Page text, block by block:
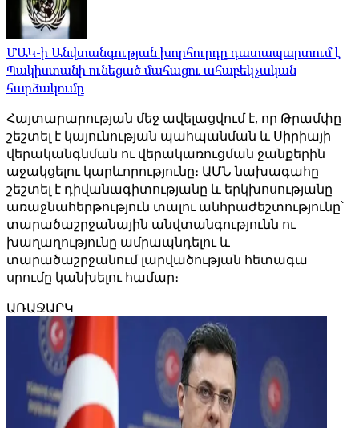
ՄԱԿ-ի Անվտանգության խորհուրդը դատապարտում է
Պակիստանի ունեցած մահացու ահաբեկչական
հարձակումը
Հայտարարության մեջ ավելացվում է, որ Թրամփը
շեշտել է կայունության պահպանման և Սիրիայի
վերականգնման ու վերակառուցման ջանքերին
աջակցելու կարևորությունը։ ԱՄՆ նախագահը
շեշտել է դիվանագիտությանը և երկխոսությանը
առաջնահերթություն տալու անհրաժեշտությունը՝
տարածաշրջանային անվտանգությունն ու
խաղաղությունը ամրապնդելու և
տարածաշրջանում լարվածության հետագա
սրումը կանխելու համար։
ԱՌԱՋԱՐԿ